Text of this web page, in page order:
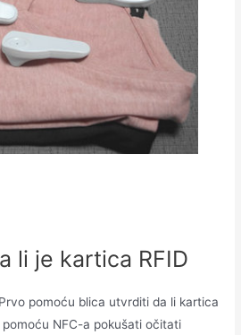
li je kartica RFID
pomoću blica utvrditi da li kartica
NFC-a pokušati očitati